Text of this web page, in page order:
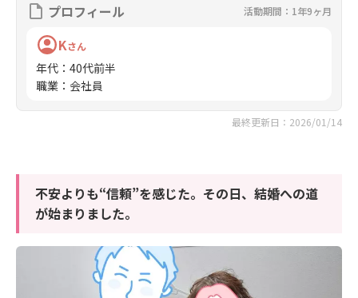
プロフィール 活動期間：1年9ヶ月
Kさん
年代 ： 40代前半
職業 ： 会社員
最終更新日：2026/01/14
不安よりも“信頼”を感じた。その日、結婚への道
が始まりました。